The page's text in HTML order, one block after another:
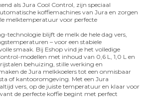
als Jura Cool Control, zijn speciaal
koffiemachines van Jura en zorgen
melktemperatuur voor perfecte
technologie blijft de melk de hele dag vers,
– voor een stabiele
smaak. Bij Eshop vind je het volledige
modellen met inhoud van 0,6 L, 1,0 L en
behuizing, stille werking en
de Jura melkkoelers tot een onmisbaar
of kantooromgeving. Met een Jura
vers, op de juiste temperatuur en klaar voor
de perfecte koffie begint met perfect